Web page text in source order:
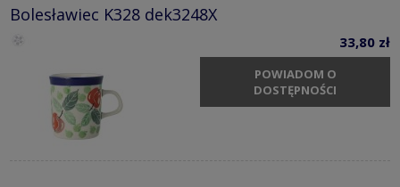
Bolesławiec K328 dek3248X
33,80 zł
POWIADOM O
DOSTĘPNOŚCI